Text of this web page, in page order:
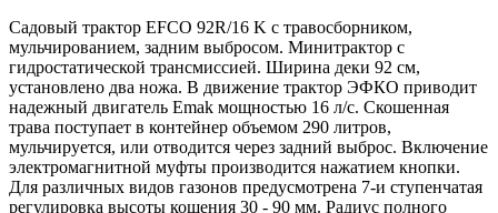
Садовый трактор EFCO 92R/16 K с травосборником,
мульчированием, задним выбросом. Минитрактор с
гидростатической трансмиссией. Ширина деки 92 см,
установлено два ножа. В движение трактор ЭФКО приводит
надежный двигатель Emak мощностью 16 л/с. Скошенная
трава поступает в контейнер объемом 290 литров,
мульчируется, или отводится через задний выброс. Включение
электромагнитной муфты производится нажатием кнопки.
Для различных видов газонов предусмотрена 7-и ступенчатая
регулировка высоты кошения 30 - 90 мм. Радиус полного